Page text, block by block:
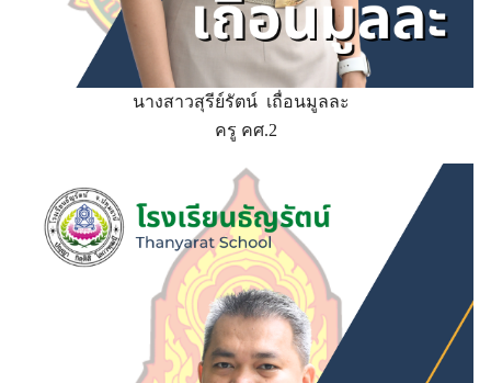
นางสาวสุรีย์รัตน์ เถื่อนมูลละ
ครู คศ.2